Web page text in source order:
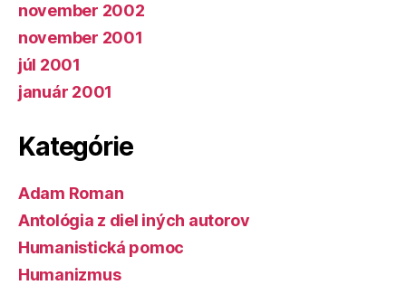
november 2002
november 2001
júl 2001
január 2001
Kategórie
Adam Roman
Antológia z diel iných autorov
Humanistická pomoc
Humanizmus